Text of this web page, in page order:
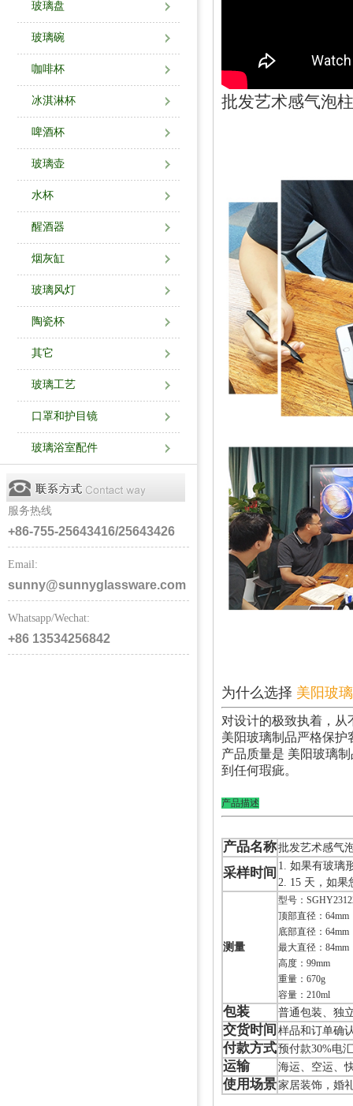
玻璃盘
玻璃碗
咖啡杯
冰淇淋杯
啤酒杯
玻璃壶
水杯
醒酒器
烟灰缸
玻璃风灯
陶瓷杯
其它
玻璃工艺
口罩和护目镜
玻璃浴室配件
服务热线
+86-755-25643416/25643426
Email:
sunny@sunnyglassware.com
Whatsapp/Wechat:
+86 13534256842
批发艺术感气泡
为什么选择 美阳玻
对设计的极致执着，从
美阳玻璃制品严格保
产品质量是 美阳玻璃
到任何瑕疵。
产品描述
产品名称批发艺术感气
采样时间 1. 如果有玻璃
2. 15 天，如
测量
型号：
顶部直径：64mm
底部直径：64mm
最大直径：84mm
高度：99mm
重量：670g
容量：210ml
包装 普通包装、独
交货时间 样品和订单确
付款方式预付款30%电
运输 海运、空运、
使用场景家居装饰，婚